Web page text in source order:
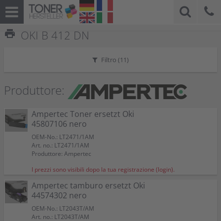
print OKI B 412 DN
Filtro (11)
Produttore:
Ampertec Toner ersetzt Oki
45807106 nero
OEM-No.: LT2471/1AM
Art. no.: LT2471/1AM
Produttore: Ampertec
I prezzi sono visibili dopo la tua registrazione (login).
Ampertec tamburo ersetzt Oki
44574302 nero
OEM-No.: LT2043T/AM
Art. no.: LT2043T/AM